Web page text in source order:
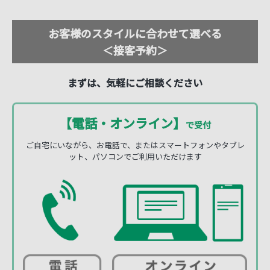
お客様のスタイルに合わせて選べる
＜接客予約＞
まずは、気軽にご相談ください
【電話・オンライン】 で受付
ご自宅にいながら、お電話で、またはスマートフォンやタブレ
ット、パソコンでご利用いただけます